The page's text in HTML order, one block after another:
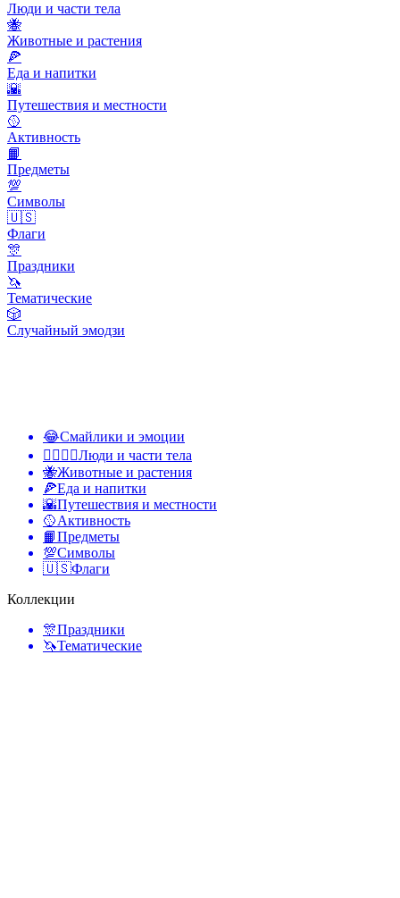
Люди и части тела
🐝
Животные и растения
🍕
Еда и напитки
🌇
Путешествия и местности
🥎
Активность
📙
Предметы
💯
Символы
🇺🇸
Флаги
🎊
Праздники
🦄
Тематические
🎲
Случайный эмодзи
😂Смайлики и эмоции
👩‍❤️‍💋‍👨Люди и части тела
🐝Животные и растения
🍕Еда и напитки
🌇Путешествия и местности
🥎Активность
📙Предметы
💯Символы
🇺🇸Флаги
Коллекции
🎊Праздники
🦄Тематические